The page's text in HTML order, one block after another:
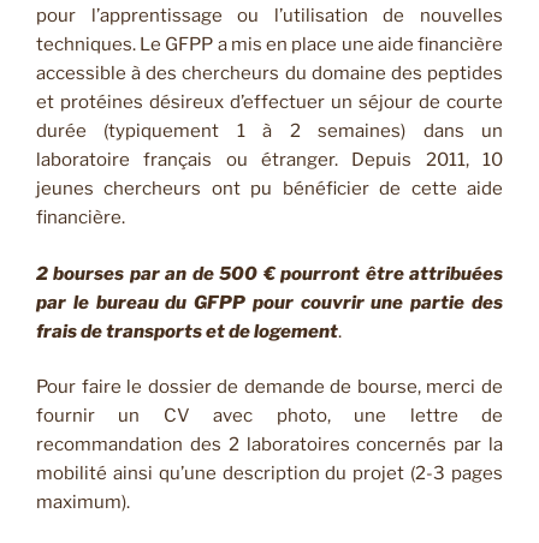
pour l’apprentissage ou l’utilisation de nouvelles
techniques. Le GFPP a mis en place une aide financière
accessible à des chercheurs du domaine des peptides
et protéines désireux d’effectuer un séjour de courte
durée (typiquement 1 à 2 semaines) dans un
laboratoire français ou étranger. Depuis 2011, 10
jeunes chercheurs ont pu bénéficier de cette aide
financière.
2 bourses par an de 500 € pourront être attribuées
par le bureau du GFPP pour couvrir une partie des
frais de transports et de logement.
Pour faire le dossier de demande de bourse, merci de
fournir un CV avec photo, une lettre de
recommandation des 2 laboratoires concernés par la
mobilité ainsi qu’une description du projet (2-3 pages
maximum).